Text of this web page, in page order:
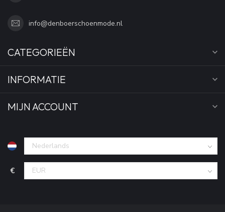
info@denboerschoenmode.nl
CATEGORIEËN
INFORMATIE
MIJN ACCOUNT
€